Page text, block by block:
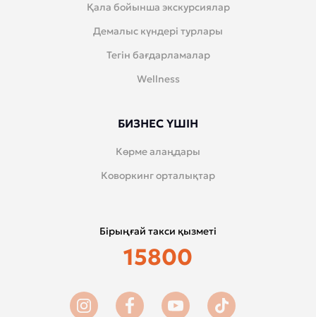
Қала бойынша экскурсиялар
Демалыс күндері турлары
Тегін бағдарламалар
Wellness
БИЗНЕС ҮШІН
Көрме алаңдары
Коворкинг орталықтар
Бірыңғай такси қызметі
15800